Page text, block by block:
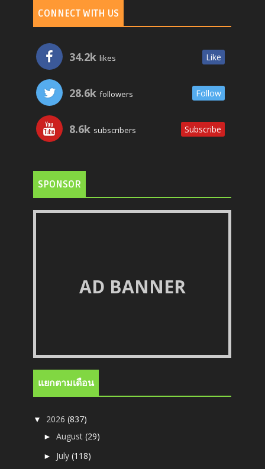
CONNECT WITH US
34.2k likes Like
28.6k followers Follow
8.6k subscribers Subscribe
SPONSOR
AD BANNER
แยกตามเดือน
▼ 2026(837)
►August(29)
► July(118)